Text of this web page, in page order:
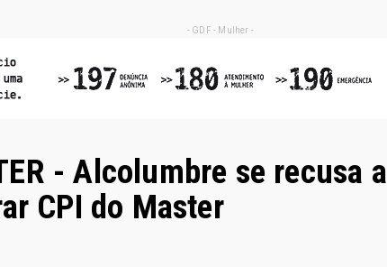
- GDF - Mulher -
- Alcolumbre se recusa a
CPI do Master